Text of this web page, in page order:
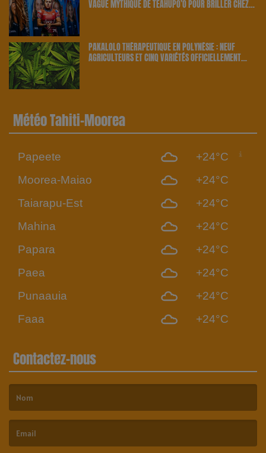
VAGUE MYTHIQUE DE TEAHUPO’O POUR BRILLER CHEZ
PAKALOLO THÉRAPEUTIQUE EN POLYNÉSIE : NEUF
AGRICULTEURS ET CINQ VARIÉTÉS OFFICIELLEMENT
Météo Tahiti-Moorea
Papeete
+24°C
Moorea-Maiao
+24°C
Taiarapu-Est
+24°C
Mahina
+24°C
Papara
+24°C
Paea
+24°C
Punaauia
+24°C
Faaa
+24°C
Contactez-nous